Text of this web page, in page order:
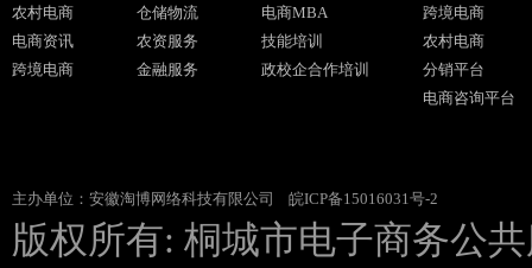
农村电商
电商资讯
跨境电商
仓储物流
农资服务
金融服务
电商MBA
技能培训
政校企合作培训
跨境电商
农村电商
分销平台
电商咨询平台
主办单位：安徽淘博网络科技有限公司 皖ICP备15016031号-2
版权所有: 桐城市电子商务公